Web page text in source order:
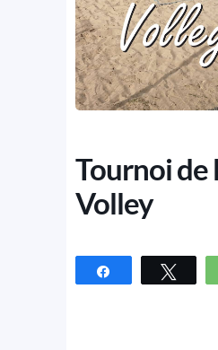
Tournoi de
Volley
Partagez